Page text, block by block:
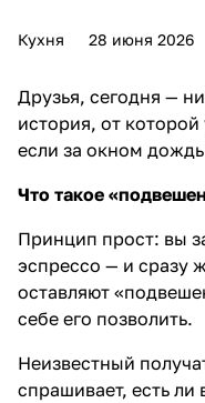
Кухня 28 июня 2026
Друзья, сегодня —
история, от
если за окном
Что такое
Принцип прост: вы
эспрессо — и сразу
оставляют
себе его позволить.
Неизвестный
спрашивает, есть ли